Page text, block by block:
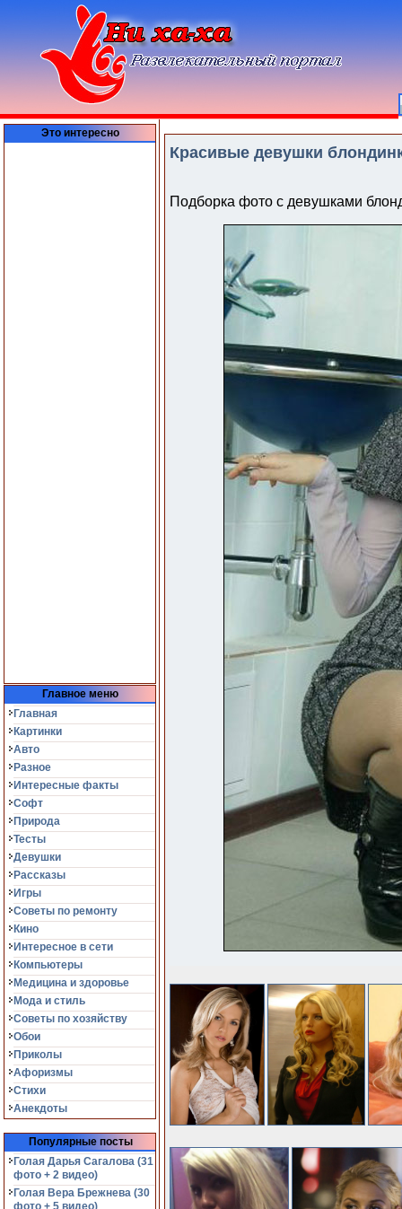
Это интересно
Главное меню
Главная
Картинки
Авто
Разное
Интересные факты
Софт
Природа
Тесты
Девушки
Рассказы
Игры
Советы по ремонту
Кино
Интересное в сети
Компьютеры
Медицина и здоровье
Мода и стиль
Советы по хозяйству
Обои
Приколы
Афоризмы
Стихи
Анекдоты
Популярные посты
Голая Дарья Сагалова (31
фото + 2 видео)
Голая Вера Брежнева (30
фото + 5 видео)
Красивые девушки
Подборка фото с девушками